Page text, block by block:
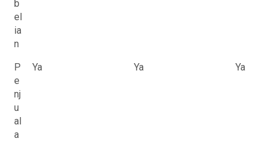
b
el
ia
n
P
e
nj
u
al
a
Ya Ya Ya